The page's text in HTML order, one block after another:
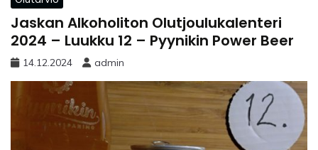
Jaskan Alkoholiton Olutjoulukalenteri
2024 – Luukku 12 – Pyynikin Power Beer
14.12.2024 admin